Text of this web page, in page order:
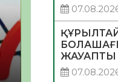
ЖАУАПТЫ